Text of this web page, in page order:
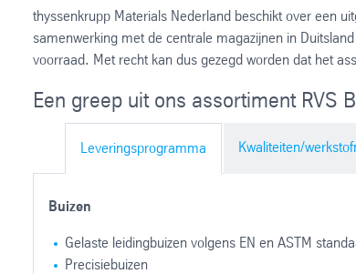
thyssenkrupp Materials Nederland beschikt over een
samenwerking met de centrale magazijnen in
voorraad. Met recht kan dus gezegd worden dat het
Een greep uit ons assortiment RVS
Leveringsprogramma Kwaliteiten/
Buizen
Gelaste leidingbuizen volgens EN en ASTM
Precisiebuizen